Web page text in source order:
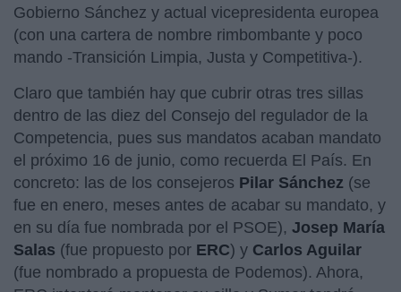
Gobierno Sánchez y actual vicepresidenta europea
(con una cartera de nombre rimbombante y poco
mando -Transición Limpia, Justa y Competitiva-).
Claro que también hay que cubrir otras tres sillas
dentro de las diez del Consejo del regulador de la
Competencia, pues sus mandatos acaban mandato
el próximo 16 de junio, como recuerda El País. En
concreto: las de los consejeros Pilar Sánchez (se
fue en enero, meses antes de acabar su mandato, y
en su día fue nombrada por el PSOE), Josep María
Salas (fue propuesto por ERC) y Carlos Aguilar
(fue nombrado a propuesta de Podemos). Ahora,